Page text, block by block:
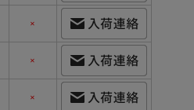
×
×
×